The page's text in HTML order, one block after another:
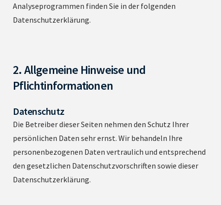
Analyseprogrammen finden Sie in der folgenden
Datenschutzerklärung.
2. Allgemeine Hinweise und
Pflichtinformationen
Datenschutz
Die Betreiber dieser Seiten nehmen den Schutz Ihrer
persönlichen Daten sehr ernst. Wir behandeln Ihre
personenbezogenen Daten vertraulich und entsprechend
den gesetzlichen Datenschutzvorschriften sowie dieser
Datenschutzerklärung.